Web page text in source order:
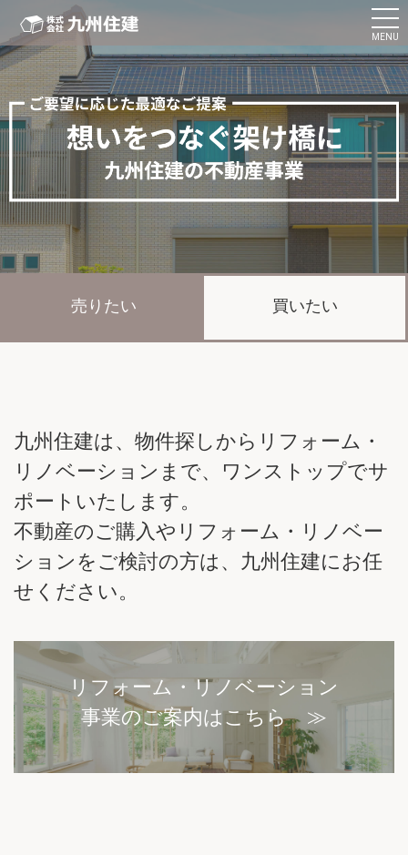
MENU
売りたい 買いたい
九州住建は、物件探しからリフォーム・
リノベーションまで、ワンストップでサ
ポートいたします。
不動産のご購入やリフォーム・リノベー
ションをご検討の方は、九州住建にお任
せください。
リフォーム・リノベーション
事業のご案内はこちら ≫